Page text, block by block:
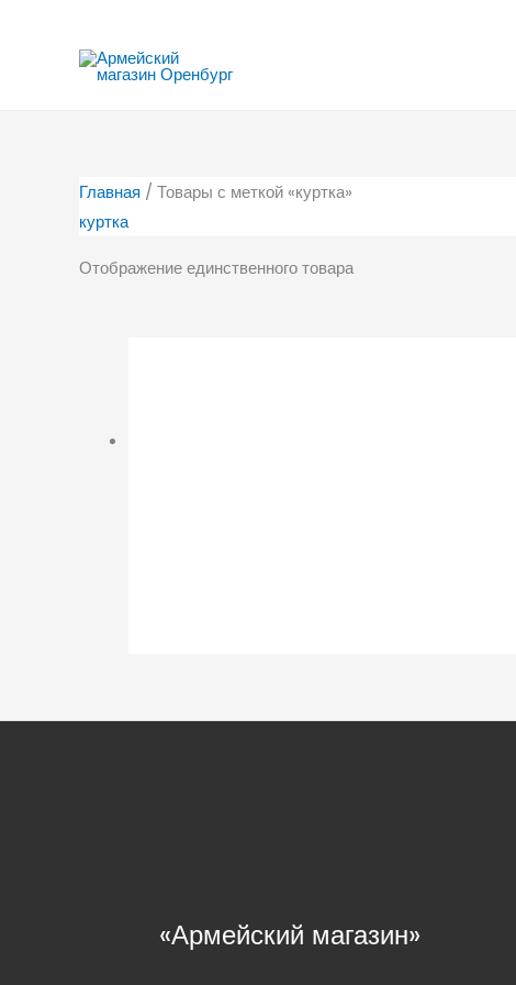
содержимому
Главная / Товары с меткой «куртка»
куртка
Отображение единственного товара
«Армейский магазин»